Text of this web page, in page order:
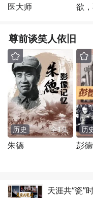
医大师
欲
尊前谈笑人依旧
历史 全1集
朱德
历
彭
天涯共“瓷”